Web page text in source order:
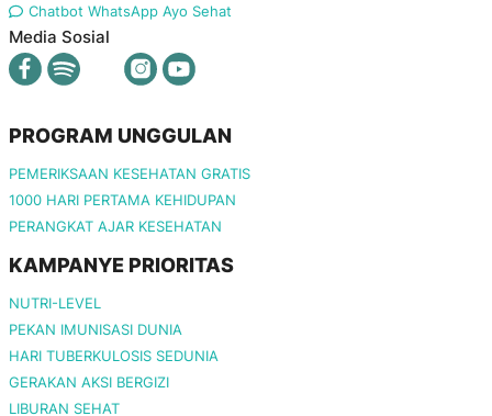
Chatbot WhatsApp Ayo Sehat
Media Sosial
PROGRAM UNGGULAN
PEMERIKSAAN KESEHATAN GRATIS
1000 HARI PERTAMA KEHIDUPAN
PERANGKAT AJAR KESEHATAN
KAMPANYE PRIORITAS
NUTRI-LEVEL
PEKAN IMUNISASI DUNIA
HARI TUBERKULOSIS SEDUNIA
GERAKAN AKSI BERGIZI
LIBURAN SEHAT